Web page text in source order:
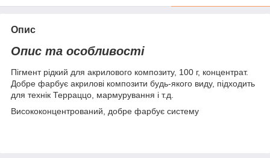
Опис
Опис та особливості
Пігмент рідкий для акрилового композиту, 100 г, концентрат.
Добре фарбує акрилові композити будь-якого виду, підходить
для технік Терраццо, мармурування і т.д.
Висококонцентрований, добре фарбує систему